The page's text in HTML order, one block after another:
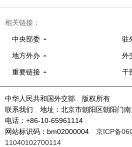
相关链接：
中央部委 驻
地方外办 外
重要链接 干
中华人民共和国外交部 版权所有
联系我们 地址：北京市朝阳区朝阳门
电话：+86-10-65961114
网站标识码：bm02000004 京ICP备
11040102700114